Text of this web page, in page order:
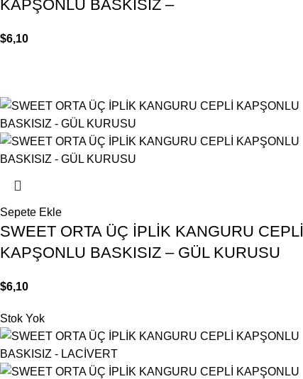
KAPŞONLU BASKISIZ –
$6,10
Sepete Ekle
SWEET ORTA ÜÇ İPLİK KANGURU CEPLİ
KAPŞONLU BASKISIZ – GÜL KURUSU
$6,10
Stok Yok